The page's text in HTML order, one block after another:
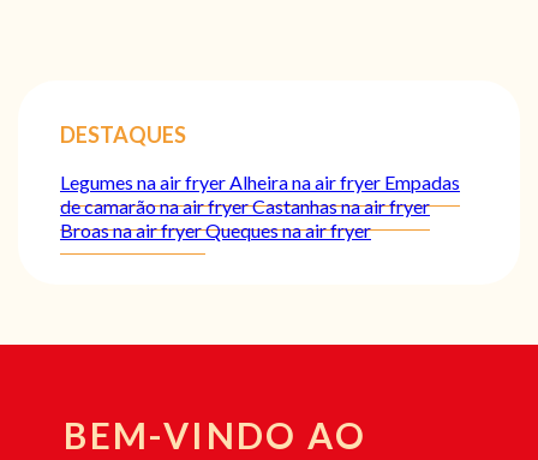
DESTAQUES
Legumes na air fryerAlheira na air fryer Empadas
de camarão na air fryerCastanhas na air fryer
Broas na air fryerQueques na air fryer
BEM-VINDO AO